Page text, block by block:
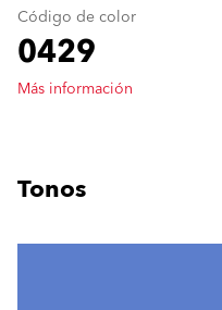
Código de color
0429
Más información
Tonos